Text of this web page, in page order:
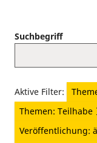
Suchbegriff
Aktive Filter:
Themen: Teilhabe
Veröffentlichung: